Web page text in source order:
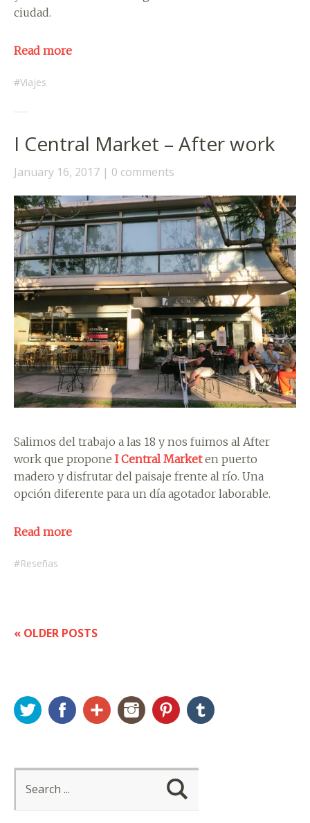
ciudad.
Read more
Viajes
I Central Market – After work
January 16, 2017 0 comments
Salimos del trabajo a las 18 y nos fuimos al After
work que propone I Central Marketen puerto
madero y disfrutar del paisaje frente al río. Una
opción diferente para un día agotador laborable.
Read more
Reseñas
« OLDER POSTS
Twitter FacebookGoogle+InstagramPinterest